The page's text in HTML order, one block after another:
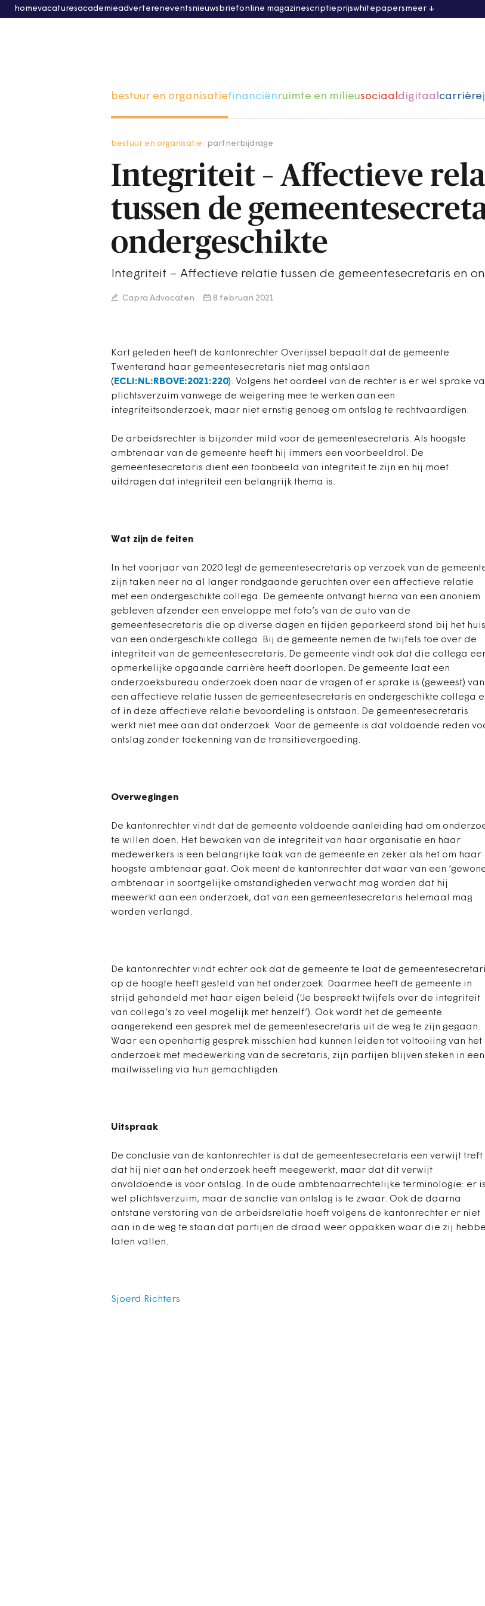
homevacaturesacademieadvertereneventsnieuwsbriefonline magazinescriptieprijswhitepapersmeer
bestuur en organisatiefinanciënruimte en milieusociaaldigitaalcarrière
bestuur en organisatie partnerbijdrage
Integriteit – Affectieve
tussen de
ondergeschikte
Integriteit – Affectieve relatie tussen de gemeentesecretaris en
Capra Advocaten 8 februari 2021
Kort geleden heeft de kantonrechter Overijssel bepaalt dat de gemeente
Twenterand haar gemeentesecretaris niet mag ontslaan
( ECLI:NL:RBOVE:2021:220). Volgens het oordeel van de rechter is er wel sprake
plichtsverzuim vanwege de weigering mee te werken aan een
integriteitsonderzoek, maar niet ernstig genoeg om ontslag te rechtvaardigen.
De arbeidsrechter is bijzonder mild voor de gemeentesecretaris. Als hoogste
ambtenaar van de gemeente heeft hij immers een voorbeeldrol. De
gemeentesecretaris dient een toonbeeld van integriteit te zijn en hij moet
uitdragen dat integriteit een belangrijk thema is.
Wat zijn de feiten
In het voorjaar van 2020 legt de gemeentesecretaris op verzoek van de
zijn taken neer na al langer rondgaande geruchten over een affectieve relatie
met een ondergeschikte collega. De gemeente ontvangt hierna van een anoniem
gebleven afzender een enveloppe met foto’s van de auto van de
gemeentesecretaris die op diverse dagen en tijden geparkeerd stond bij het huis
van een ondergeschikte collega. Bij de gemeente nemen de twijfels toe over de
integriteit van de gemeentesecretaris. De gemeente vindt ook dat die collega
opmerkelijke opgaande carrière heeft doorlopen. De gemeente laat een
onderzoeksbureau onderzoek doen naar de vragen of er sprake is (geweest) van
een affectieve relatie tussen de gemeentesecretaris en ondergeschikte collega
of in deze affectieve relatie bevoordeling is ontstaan. De gemeentesecretaris
werkt niet mee aan dat onderzoek. Voor de gemeente is dat voldoende reden
ontslag zonder toekenning van de transitievergoeding.
Overwegingen
De kantonrechter vindt dat de gemeente voldoende aanleiding had om
te willen doen. Het bewaken van de integriteit van haar organisatie en haar
medewerkers is een belangrijke taak van de gemeente en zeker als het om haar
hoogste ambtenaar gaat. Ook meent de kantonrechter dat waar van een
ambtenaar in soortgelijke omstandigheden verwacht mag worden dat hij
meewerkt aan een onderzoek, dat van een gemeentesecretaris helemaal mag
worden verlangd.
De kantonrechter vindt echter ook dat de gemeente te laat de
op de hoogte heeft gesteld van het onderzoek. Daarmee heeft de gemeente in
strijd gehandeld met haar eigen beleid (‘Je bespreekt twijfels over de integriteit
van collega’s zo veel mogelijk met henzelf’). Ook wordt het de gemeente
aangerekend een gesprek met de gemeentesecretaris uit de weg te zijn gegaan.
Waar een openhartig gesprek misschien had kunnen leiden tot voltooiing van het
onderzoek met medewerking van de secretaris, zijn partijen blijven steken in een
mailwisseling via hun gemachtigden.
Uitspraak
De conclusie van de kantonrechter is dat de gemeentesecretaris een verwijt treft
dat hij niet aan het onderzoek heeft meegewerkt, maar dat dit verwijt
onvoldoende is voor ontslag. In de oude ambtenaarrechtelijke terminologie: er is
wel plichtsverzuim, maar de sanctie van ontslag is te zwaar. Ook de daarna
ontstane verstoring van de arbeidsrelatie hoeft volgens de kantonrechter er niet
aan in de weg te staan dat partijen de draad weer oppakken waar die zij
laten vallen.
Sjoerd Richters